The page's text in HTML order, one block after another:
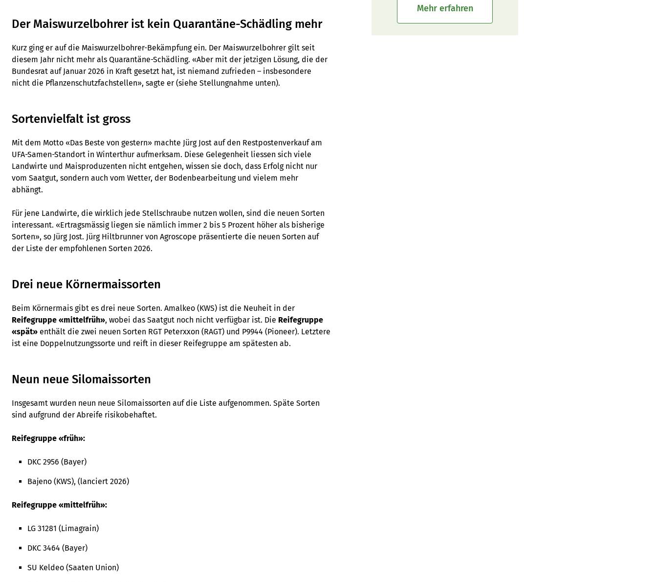
Der Maiswurzelbohrer ist kein Quarantäne-Schädling mehr
Kurz ging er auf die Maiswurzelbohrer-Bekämpfung ein. Der Maiswurzelbohrer gilt seit
diesem Jahr nicht mehr als Quarantäne-Schädling. «Aber mit der jetzigen Lösung, die der
Bundesrat auf Januar 2026 in Kraft gesetzt hat, ist niemand zufrieden – insbesondere
nicht die Pflanzenschutzfachstellen», sagte er (siehe Stellungnahme unten).
Sortenvielfalt ist gross
Mit dem Motto «Das Beste von gestern» machte Jürg Jost auf den Restpostenverkauf am
UFA-Samen-Standort in Winterthur aufmerksam. Diese Gelegenheit liessen sich viele
Landwirte und Maisproduzenten nicht entgehen, wissen sie doch, dass Erfolg nicht nur
vom Saatgut, sondern auch vom Wetter, der Bodenbearbeitung und vielem mehr
abhängt.
Für jene Landwirte, die wirklich jede Stellschraube nutzen wollen, sind die neuen Sorten
interessant. «Ertragsmässig liegen sie nämlich immer 2 bis 5 Prozent höher als bisherige
Sorten», so Jürg Jost. Jürg Hiltbrunner von Agroscope präsentierte die neuen Sorten auf
der Liste der empfohlenen Sorten 2026.
Drei neue Körnermaissorten
Beim Körnermais gibt es drei neue Sorten. Amalkeo (KWS) ist die Neuheit in der
Reifegruppe «mittelfrüh», wobei das Saatgut noch nicht verfügbar ist. Die Reifegruppe
«spät» enthält die zwei neuen Sorten RGT Peterxxon (RAGT) und P9944 (Pioneer). Letztere
ist eine Doppelnutzungssorte und reift in dieser Reifegruppe am spätesten ab.
Neun neue Silomaissorten
Insgesamt wurden neun neue Silomaissorten auf die Liste aufgenommen. Späte Sorten
sind aufgrund der Abreife risikobehaftet.
Reifegruppe «früh»:
DKC 2956 (Bayer)
Bajeno (KWS), (lanciert 2026)
Reifegruppe «mittelfrüh»:
LG 31281 (Limagrain)
DKC 3464 (Bayer)
SU Keldeo (Saaten Union)
Mehr erfahren